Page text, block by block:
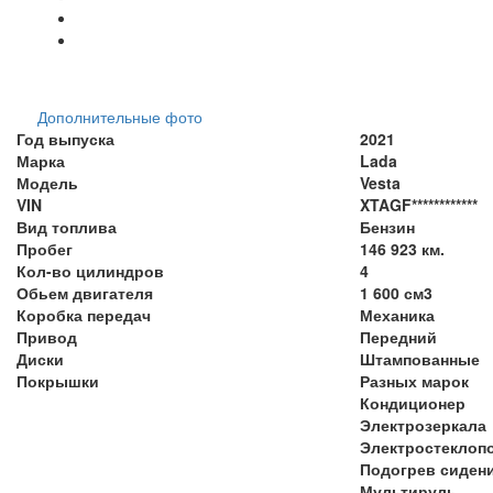
Дополнительные фото
Год выпуска
2021
Марка
Lada
Модель
Vesta
VIN
XTAGF************
Вид топлива
Бензин
Пробег
146 923 км.
Кол-во цилиндров
4
Обьем двигателя
1 600 см3
Коробка передач
Механика
Привод
Передний
Диски
Штампованные
Покрышки
Разных марок
Кондиционер
Электрозеркала
Подогрев